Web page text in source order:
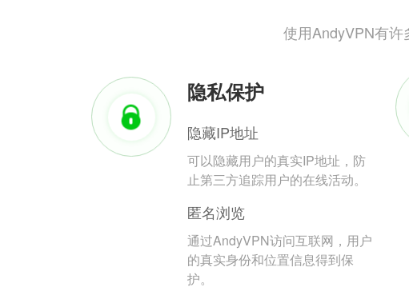
使用AndyVPN有
隐私保护
隐藏IP地址
可以隐藏用户的真实IP地址，防
止第三方追踪用户的在线活动。
匿名浏览
通过AndyVPN访问互联网，用户
的真实身份和位置信息得到保
护。